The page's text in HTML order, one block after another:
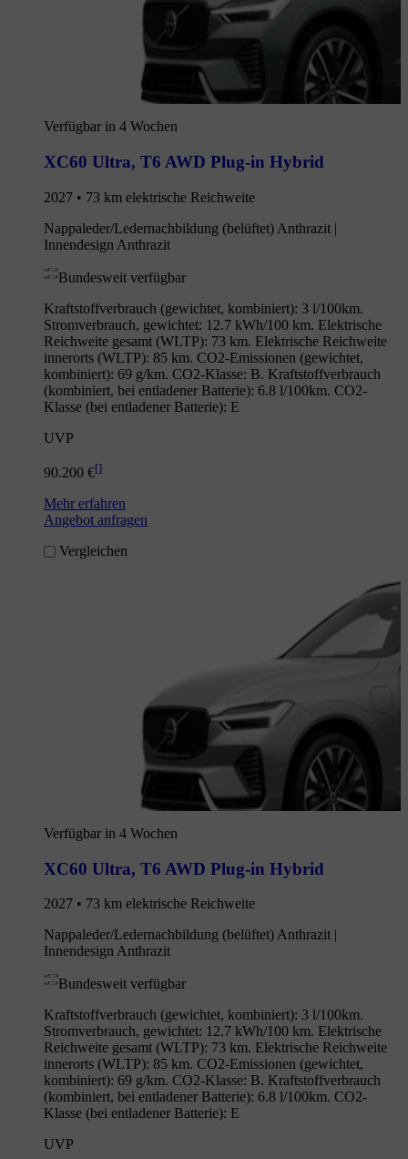
Verfügbar in 4 Wochen
XC60 Ultra, T6 AWD Plug-in Hybrid
2027 • 73 km elektrische Reichweite
Nappaleder/Ledernachbildung (belüftet) Anthrazit |
Innendesign Anthrazit
Bundesweit verfügbar
Kraftstoffverbrauch (gewichtet, kombiniert): 3 l/100km.
Stromverbrauch, gewichtet: 12.7 kWh/100 km. Elektrische
Reichweite gesamt (WLTP): 73 km. Elektrische Reichweite
innerorts (WLTP): 85 km. CO2-Emissionen (gewichtet,
kombiniert): 69 g/km. CO2-Klasse: B. Kraftstoffverbrauch
(kombiniert, bei entladener Batterie): 6.8 l/100km. CO2-
Klasse (bei entladener Batterie): E
UVP
90.200 €[]
Mehr erfahren
Angebot anfragen
Vergleichen
Verfügbar in 4 Wochen
XC60 Ultra, T6 AWD Plug-in Hybrid
2027 • 73 km elektrische Reichweite
Nappaleder/Ledernachbildung (belüftet) Anthrazit |
Innendesign Anthrazit
Bundesweit verfügbar
Kraftstoffverbrauch (gewichtet, kombiniert): 3 l/100km.
Stromverbrauch, gewichtet: 12.7 kWh/100 km. Elektrische
Reichweite gesamt (WLTP): 73 km. Elektrische Reichweite
innerorts (WLTP): 85 km. CO2-Emissionen (gewichtet,
kombiniert): 69 g/km. CO2-Klasse: B. Kraftstoffverbrauch
(kombiniert, bei entladener Batterie): 6.8 l/100km. CO2-
Klasse (bei entladener Batterie): E
UVP